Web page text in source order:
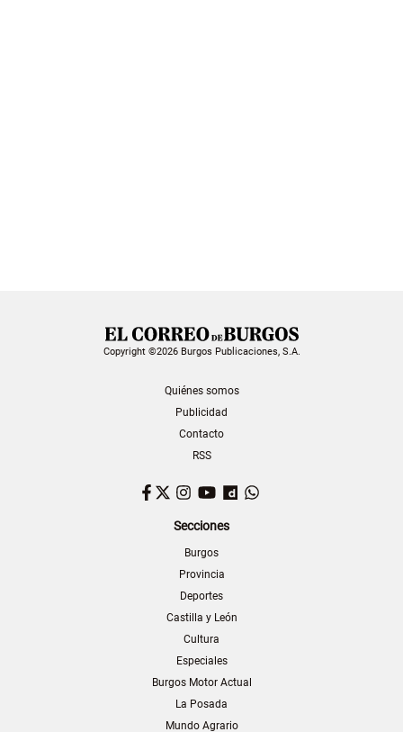
Copyright ©2026 Burgos Publicaciones, S.A.
Quiénes somos
Publicidad
Contacto
RSS
Facebook
TwitterInstagram
YouTubeDailymotion
Secciones
Burgos
Provincia
Deportes
Castilla y León
Cultura
Especiales
Burgos Motor Actual
La Posada
Mundo Agrario